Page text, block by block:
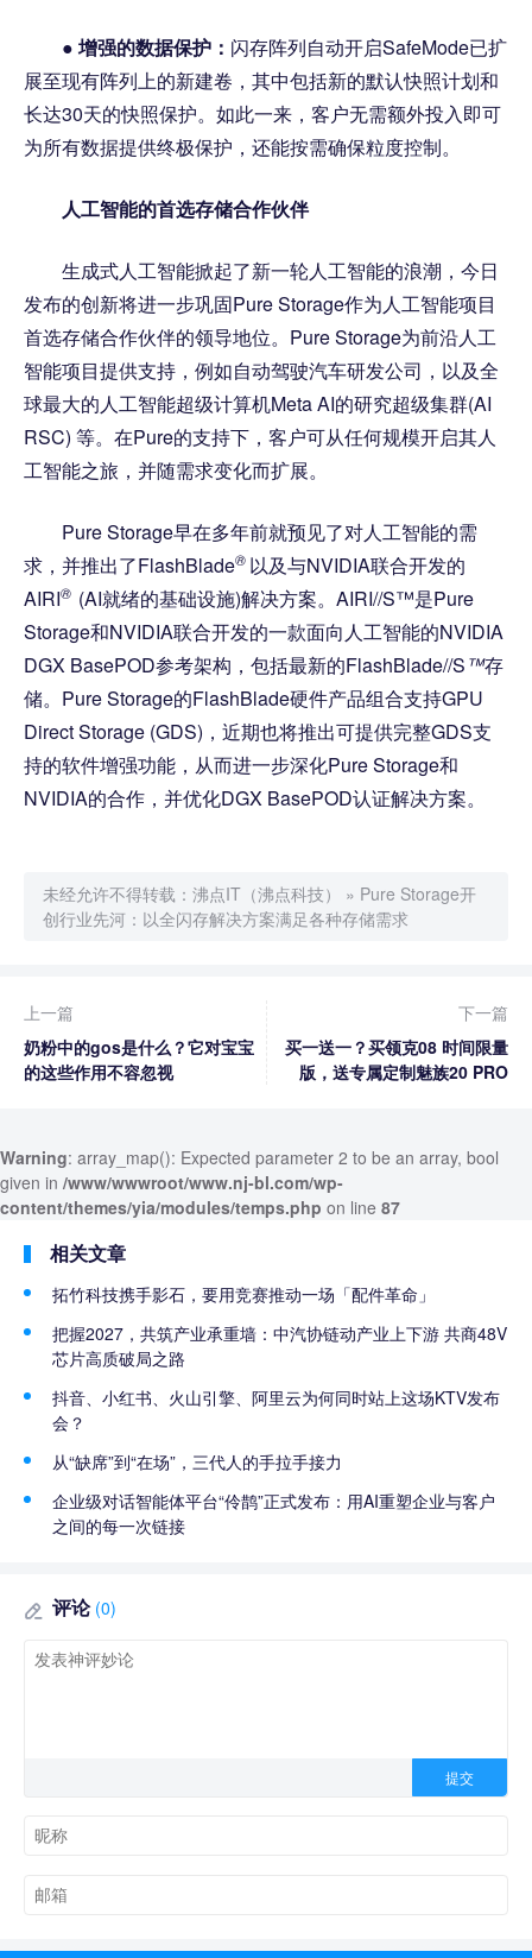
● 增强的数据保护： 闪存阵列自动开启SafeMode已扩
展至现有阵列上的新建卷，其中包括新的默认快照计划和
长达30天的快照保护。如此一来，客户无需额外投入即可
为所有数据提供终极保护，还能按需确保粒度控制。
人工智能的首选存储合作伙伴
生成式人工智能掀起了新一轮人工智能的浪潮，今日
发布的创新将进一步巩固Pure Storage作为人工智能项目
首选存储合作伙伴的领导地位。Pure Storage为前沿人工
智能项目提供支持，例如自动驾驶汽车研发公司，以及全
球最大的人工智能超级计算机Meta AI的研究超级集群(AI
RSC) 等。在Pure的支持下，客户可从任何规模开启其人
工智能之旅，并随需求变化而扩展。
Pure Storage早在多年前就预见了对人工智能的需
求，并推出了FlashBlade® 以及与NVIDIA联合开发的
AIRI® (AI就绪的基础设施)解决方案。AIRI//S™是Pure
Storage和NVIDIA联合开发的一款面向人工智能的NVIDIA
DGX BasePOD参考架构，包括最新的FlashBlade//S™存
储。Pure Storage的FlashBlade硬件产品组合支持GPU
Direct Storage (GDS)，近期也将推出可提供完整GDS支
持的软件增强功能，从而进一步深化Pure Storage和
NVIDIA的合作，并优化DGX BasePOD认证解决方案。
未经允许不得转载： 沸点IT（沸点科技） » Pure Storage开
创行业先河：以全闪存解决方案满足各种存储需求
上一篇
奶粉中的gos是什么？它对宝宝
的这些作用不容忽视
下一篇
买一送一？买领克08 时间限量
版，送专属定制魅族20 PRO
Warning: array_map(): Expected parameter 2 to be an array, bool
given in /www/wwwroot/www.nj-bl.com/wp-
content/themes/yia/modules/temps.php on line 87
相关文章
拓竹科技携手影石，要用竞赛推动一场「配件革命」
把握2027，共筑产业承重墙：中汽协链动产业上下游 共商48V
芯片高质破局之路
抖音、小红书、火山引擎、阿里云为何同时站上这场KTV发布
会？
从“缺席”到“在场”，三代人的手拉手接力
企业级对话智能体平台“伶鹊”正式发布：用AI重塑企业与客户
之间的每一次链接
评论 (0)